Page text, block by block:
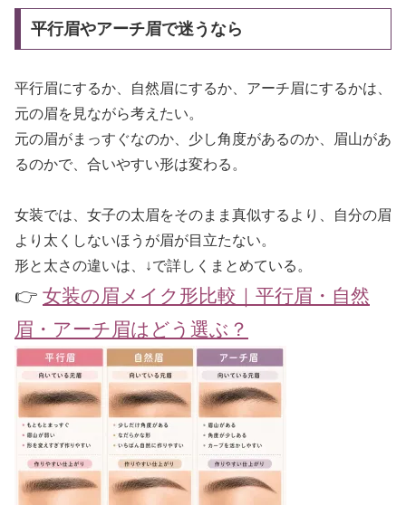
平行眉やアーチ眉で迷うなら
平行眉にするか、自然眉にするか、アーチ眉にするかは、
元の眉を見ながら考えたい。
元の眉がまっすぐなのか、少し角度があるのか、眉山があ
るのかで、合いやすい形は変わる。
女装では、女子の太眉をそのまま真似するより、自分の眉
より太くしないほうが眉が目立たない。
形と太さの違いは、↓で詳しくまとめている。
👉 女装の眉メイク形比較｜平行眉・自然
眉・アーチ眉はどう選ぶ？